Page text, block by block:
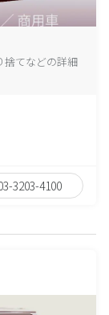
捨てなどの詳細
3203-4100